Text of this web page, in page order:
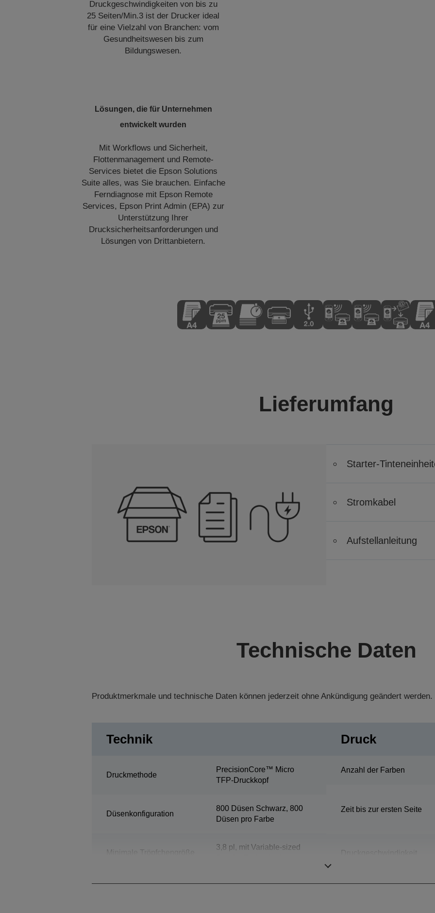
Druckgeschwindigkeiten von bis zu
25 Seiten/Min.3 ist der Drucker ideal
für eine Vielzahl von Branchen: vom
Gesundheitswesen bis zum
Bildungswesen.
Lösungen, die für Unternehmen
entwickelt wurden
Mit Workflows und Sicherheit,
Flottenmanagement und Remote-
Services bietet die Epson Solutions
Suite alles, was Sie brauchen. Einfache
Ferndiagnose mit Epson Remote
Services, Epson Print Admin (EPA) zur
Unterstützung Ihrer
Drucksicherheitsanforderungen und
Lösungen von Drittanbietern.
Lieferumfang
Starter-
Stromkabel
Aufstellanleitung
Technische Daten
Produktmerkmale und technische Daten können jederzeit ohne Ankündigung geändert werden.
Technik
Druckmethode
PrecisionCore™ Micro
TFP-Druckkopf
Düsenkonfiguration
800 Düsen Schwarz, 800
Düsen pro Farbe
Minimale Tröpfchengröße
3,8 pl, mit Variable-sized
Druck
Anzahl der Farben
Zeit bis zur ersten Seite
Druckgeschwindigkeit